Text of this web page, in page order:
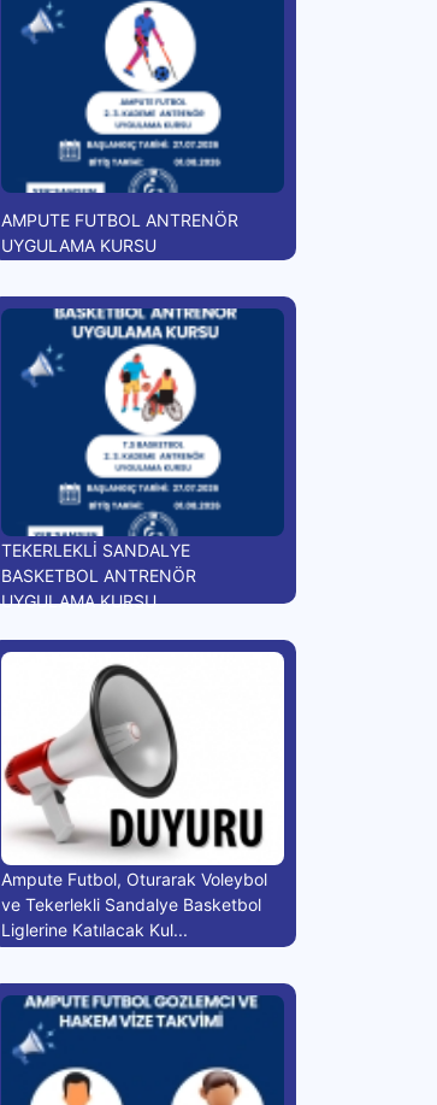
AMPUTE FUTBOL ANTRENÖR
UYGULAMA KURSU
TEKERLEKLİ SANDALYE
BASKETBOL ANTRENÖR
UYGULAMA KURSU
Ampute Futbol, Oturarak Voleybol
ve Tekerlekli Sandalye Basketbol
Liglerine Katılacak Kul...